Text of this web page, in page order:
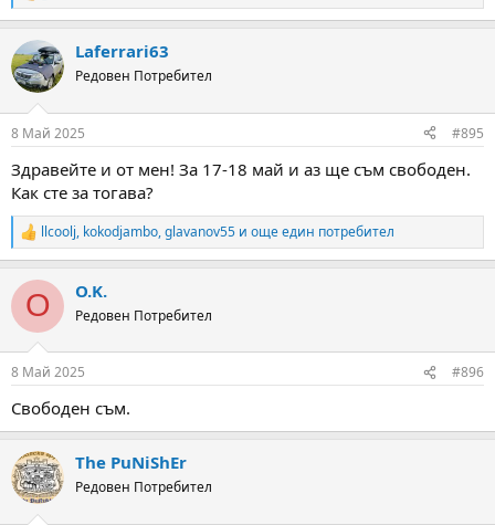
e
c
t
i
s
Laferrari63
Редовен Потребител
8 Май 2025 #895
Здравейте и от мен! За 17-18 май и аз ще съм свободен.
Как сте за тогава?
R
e
c
i
s
llcoolj, kokodjambo,glavanov55 и още един потребител
O O.K.
Редовен Потребител
8 Май 2025 #896
Свободен съм.
The PuNiShEr
Редовен Потребител